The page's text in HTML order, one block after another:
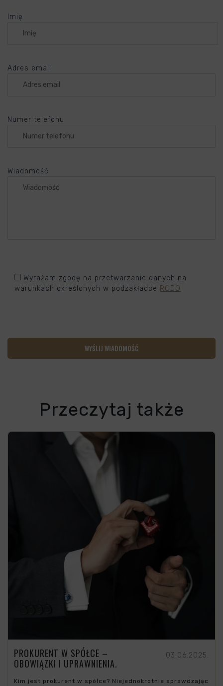
Imię
Adres email
Numer telefonu
Wiadomość
Wyrażam zgodę na przetwarzanie danych na
warunkach określonych w podzakładce RODO
Przeczytaj także
PROKURENT W SPÓŁCE –
OBOWIĄZKI I UPRAWNIENIA.
03.06.2025.
Kim jest prokurent w spółce? Niejednokrotnie sprawdzając